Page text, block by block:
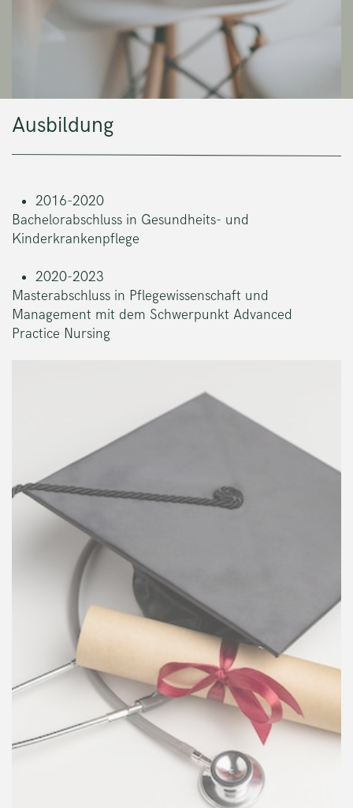
Ausbildung
2016-2020
Bachelorabschluss in Gesundheits- und
Kinderkranke npflege
2020-2023
Masterabschluss in Pflegewissensc haft und
Management mit dem Schwerpunkt Advanced
Practice Nursing